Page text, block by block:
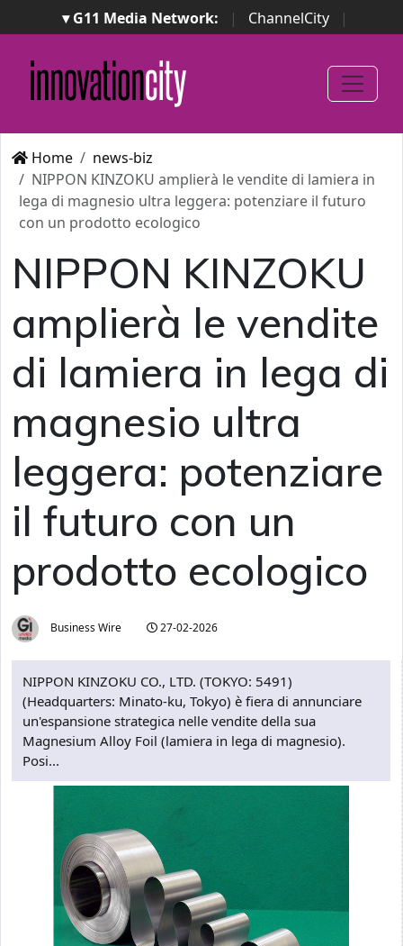
▾ G11 Media Network: | ChannelCity
|
ImpresaCity | SecurityOpenLab | Italian Channel
Awards
Italian Project Awards
Italian Security
Awards
Home
news-biz
NIPPON KINZOKU amplierà le vendite di lamiera in
lega di magnesio ultra leggera: potenziare il futuro
con un prodotto ecologico
NIPPON KINZOKU
amplierà le vendite
di lamiera in lega di
magnesio ultra
leggera: potenziare
il futuro con un
prodotto ecologico
Business Wire 27-02-2026
NIPPON KINZOKU CO., LTD. (TOKYO: 5491)
(Headquarters: Minato-ku, Tokyo) è fiera di annunciare
un'espansione strategica nelle vendite della sua
Magnesium Alloy Foil (lamiera in lega di magnesio).
Posi...